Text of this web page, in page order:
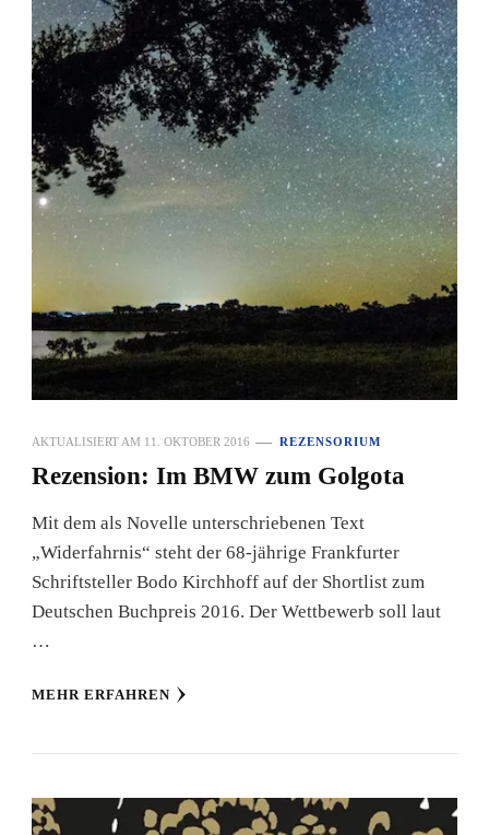
AKTUALISIERT AM 11. OKTOBER 2016 REZENSORIUM
Rezension: Im BMW zum Golgota
Mit dem als Novelle unterschriebenen Text
„Widerfahrnis“ steht der 68-jährige Frankfurter
Schriftsteller Bodo Kirchhoff auf der Shortlist zum
Deutschen Buchpreis 2016. Der Wettbewerb soll laut
…
MEHR ERFAHREN